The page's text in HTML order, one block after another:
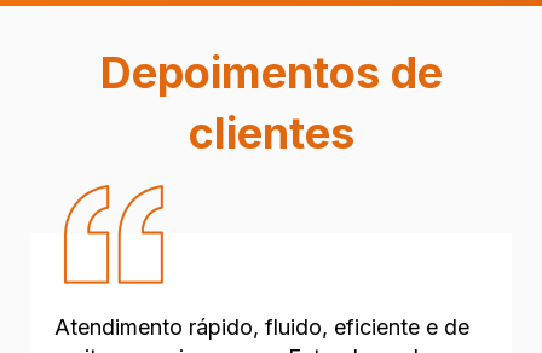
Depoimentos de
clientes
Atendimento rápido, fluido, eficiente e de